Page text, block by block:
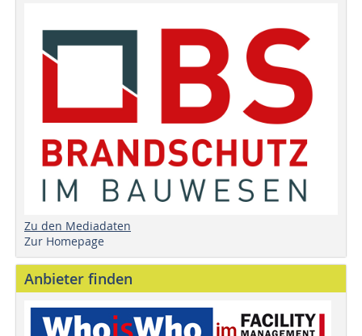
Zu den Mediadaten
Zur Homepage
Anbieter finden